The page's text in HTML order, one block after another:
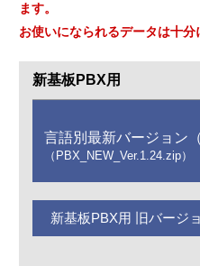
ます。
お使いになられるデータは十分
新基板PBX用
言語別最新バージョン
（PBX_NEW_Ver.1.24.zip）
新基板PBX用 旧バージ